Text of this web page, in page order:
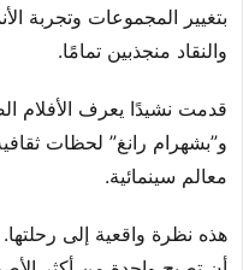
بتغيير المجموعات وتجربة
والنقاد منجذبين تمامًا.
قدمت نشيدًا يعرف الأفلام
و”بشهرام رانغ” لحظات
معالم سينمائية.
هذه نظرة واقعية إلى